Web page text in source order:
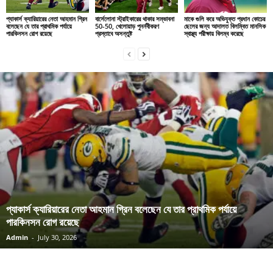
প্যাকার্স ক্যারিয়ারের নেতা আহমান গ্রিন
বলেছেন যে তার প্রাথমিক পর্যায়ে
পারকিনসন রোগ রয়েছে
বার্সেলোনা স্ট্রাইকারের থাকার সম্ভাবনা
50-50, খেলোয়াড় পুনর্নবীকরণ
প্রস্তাবে অসন্তুষ্ট
মাকে গুলি করে অভিযুক্ত প্রধান কোচের
ছেলের জন্য আদালত বিলম্বিত মানসিক
স্বাস্থ্য পরীক্ষায় বিলম্ব করেছে
প্যাকার্স ক্যারিয়ারের নেতা আহমান গ্রিন বলেছেন যে তার প্রাথমিক পর্যায়ে
পারকিনসন রোগ রয়েছে
Admin - July 30, 2026